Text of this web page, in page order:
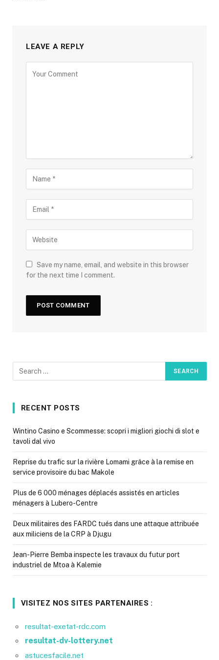
LEAVE A REPLY
Save my name, email, and website in this browser
for the next time I comment.
RECENT POSTS
Wintino Casino e Scommesse: scopri i migliori giochi di slot e
tavoli dal vivo
Reprise du trafic sur la rivière Lomami grâce à la remise en
service provisoire du bac Makole
Plus de 6 000 ménages déplacés assistés en articles
ménagers à Lubero-Centre
Deux militaires des FARDC tués dans une attaque attribuée
aux miliciens de la CRP à Djugu
Jean-Pierre Bemba inspecte les travaux du futur port
industriel de Mtoa à Kalemie
VISITEZ NOS SITES PARTENAIRES :
resultat-exetat-rdc.com
resultat-dv-lottery.net
astucesfacile.net